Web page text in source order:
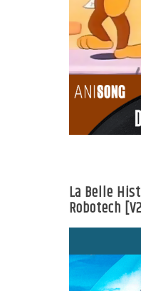
La Belle
Robotech